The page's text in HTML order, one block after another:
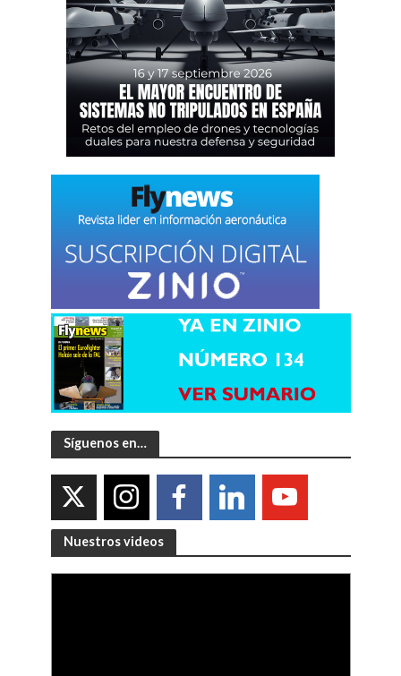
Síguenos en…
Nuestros videos